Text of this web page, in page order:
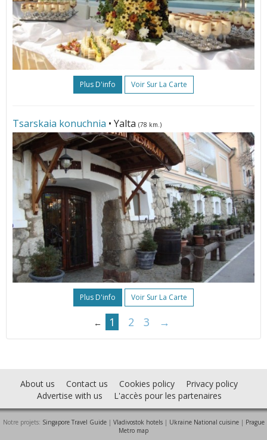
Plus D'info Voir Sur La Carte
Tsarskaia konuchnia • Yalta (78 km.)
Plus D'info Voir Sur La Carte
← 1 2 3 →
About us Contact us Cookies policy
Privacy policy
Advertise with us
L'accès pour les partenaires
Notre projets: Singapore Travel Guide| Vladivostok hotels| Ukraine National cuisine| Prague
Metro map